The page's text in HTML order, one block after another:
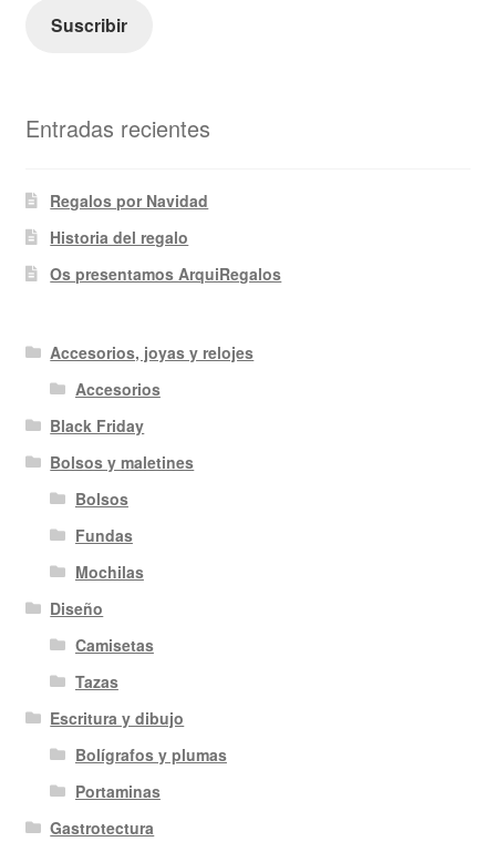
electrónico
Suscribir
Entradas recientes
Regalos por Navidad
Historia del regalo
Os presentamos ArquiRegalos
Accesorios, joyas y relojes
Accesorios
Black Friday
Bolsos y maletines
Bolsos
Fundas
Mochilas
Diseño
Camisetas
Tazas
Escritura y dibujo
Bolígrafos y plumas
Portaminas
Gastrotectura